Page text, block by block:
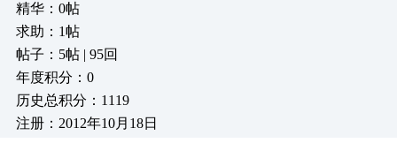
精华：0帖
求助：1帖
帖子：5帖 | 95回
年度积分：0
历史总积分：1119
注册：2012年10月18日